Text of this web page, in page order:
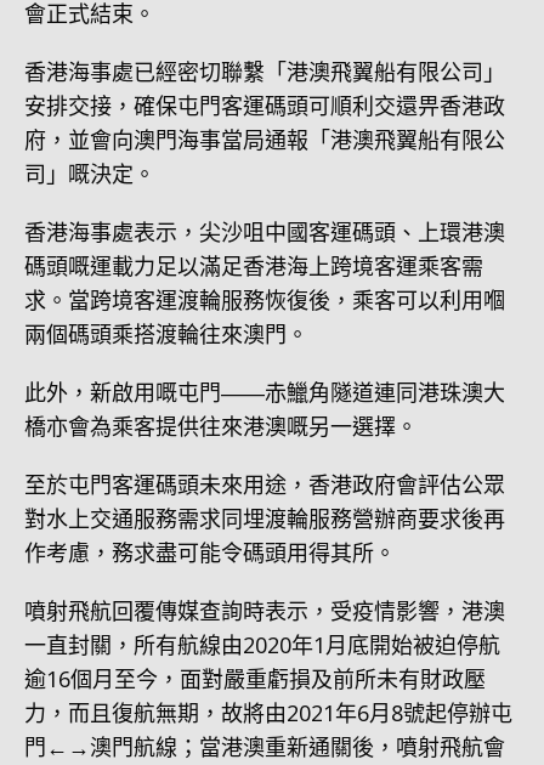
會正式結束。
香港海事處已經密切聯繫「港澳飛翼船有限公司」
安排交接，確保屯門客運碼頭可順利交還畀香港政
府，並會向澳門海事當局通報「港澳飛翼船有限公
司」嘅決定。
香港海事處表示，尖沙咀中國客運碼頭、上環港澳
碼頭嘅運載力足以滿足香港海上跨境客運乘客需
求。當跨境客運渡輪服務恢復後，乘客可以利用嗰
兩個碼頭乘搭渡輪往來澳門。
此外，新啟用嘅屯門――赤鱲角隧道連同港珠澳大
橋亦會為乘客提供往來港澳嘅另一選擇。
至於屯門客運碼頭未來用途，香港政府會評估公眾
對水上交通服務需求同埋渡輪服務營辦商要求後再
作考慮，務求盡可能令碼頭用得其所。
噴射飛航回覆傳媒查詢時表示，受疫情影響，港澳
一直封關，所有航線由2020年1月底開始被迫停航
逾16個月至今，面對嚴重虧損及前所未有財政壓
力，而且復航無期，故將由2021年6月8號起停辦屯
門←→澳門航線；當港澳重新通關後，噴射飛航會